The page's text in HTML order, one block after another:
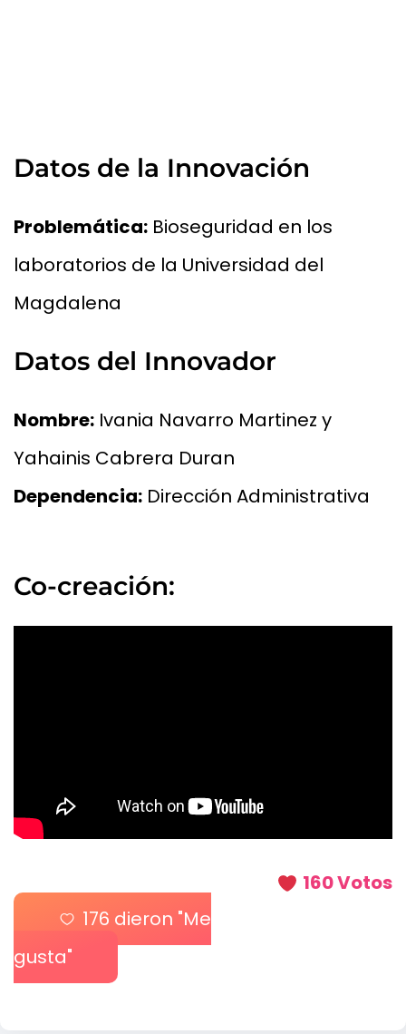
Datos de la Innovación
Problemática: Bioseguridad en los
laboratorios de la Universidad del
Magdalena
Datos del Innovador
Nombre: Ivania Navarro Martinez y
Yahainis Cabrera Duran
Dependencia: Dirección Administrativa
Co-creación:
160 Votos
176 dieron "Me
gusta"